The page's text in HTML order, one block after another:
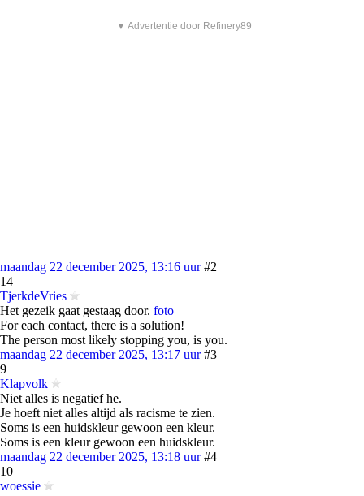
▼ Advertentie door Refinery89
maandag 22 december 2025, 13:16 uur #2
14
TjerkdeVries
Het gezeik gaat gestaag door. foto
For each contact, there is a solution!
The person most likely stopping you, is you.
maandag 22 december 2025, 13:17 uur #3
9
Klapvolk
Niet alles is negatief he.
Je hoeft niet alles altijd als racisme te zien.
Soms is een huidskleur gewoon een kleur.
Soms is een kleur gewoon een huidskleur.
maandag 22 december 2025, 13:18 uur #4
10
woessie